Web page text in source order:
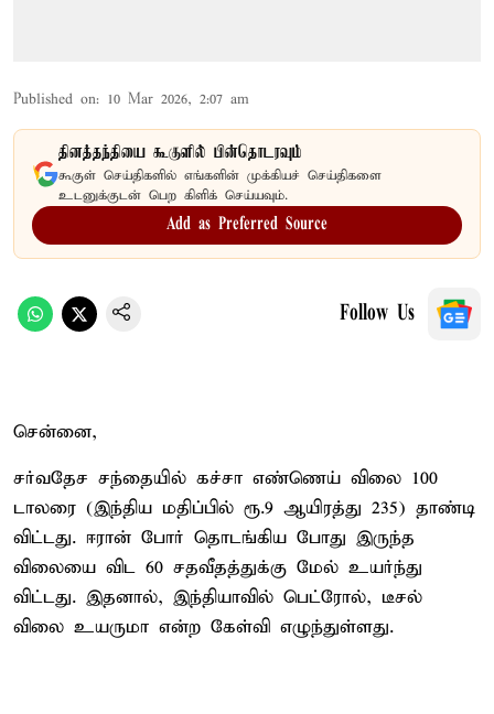
Published on: 10 Mar 2026, 2:07 am
தினத்தந்தியை கூகுளில் பின்தொடரவும்
கூகுள் செய்திகளில் எங்களின் முக்கியச் செய்திகளை
உடனுக்குடன் பெற கிளிக் செய்யவும்.
Add as Preferred Source
Follow Us
சென்னை,
சர்வதேச சந்தையில் கச்சா எண்ணெய் விலை 100
டாலரை (இந்திய மதிப்பில் ரூ.9 ஆயிரத்து 235) தாண்டி
விட்டது. ஈரான் போர் தொடங்கிய போது இருந்த
விலையை விட 60 சதவீதத்துக்கு மேல் உயர்ந்து
விட்டது. இதனால், இந்தியாவில் பெட்ரோல், டீசல்
விலை உயருமா என்ற கேள்வி எழுந்துள்ளது.